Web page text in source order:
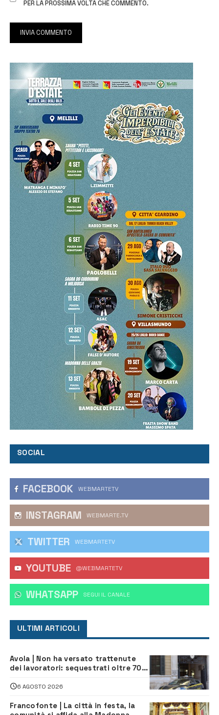
PER LA PROSSIMA VOLTA CHE COMMENTO.
SOCIAL
FACEBOOK WEBMARTETV
INSTAGRAM WEBMARTE.TV
TWITTER WEBMARTETV
YOUTUBE @WEBMARTETV
WHATSAPP ‎SEGUI IL CANALE
ULTIMI ARTICOLI
Avola | Non ha versato trattenute
dei lavoratori: sequestrati oltre 700
climatizzazione
6 AGOSTO 2026
Francofonte | La città in festa, la